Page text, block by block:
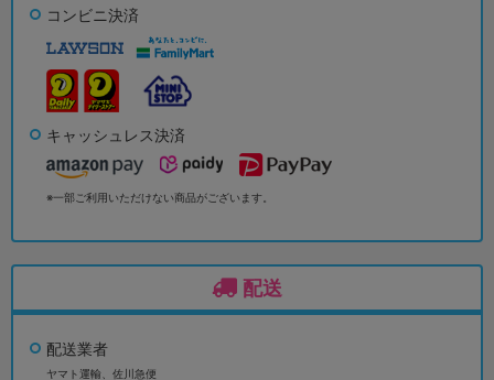
コンビニ決済
キャッシュレス決済
※一部ご利用いただけない商品がございます。
配送
配送業者
ヤマト運輸、佐川急便